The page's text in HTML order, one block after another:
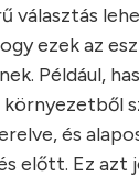
választás
ezek az
Például,
és
előtt. Ez azt